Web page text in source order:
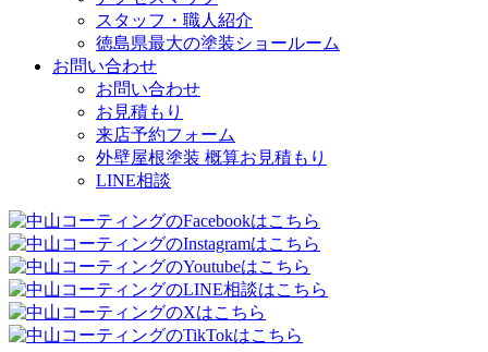
スタッフ・職人紹介
徳島県最大の塗装ショールーム
お問い合わせ
お問い合わせ
お見積もり
来店予約フォーム
外壁屋根塗装 概算お見積もり
LINE相談